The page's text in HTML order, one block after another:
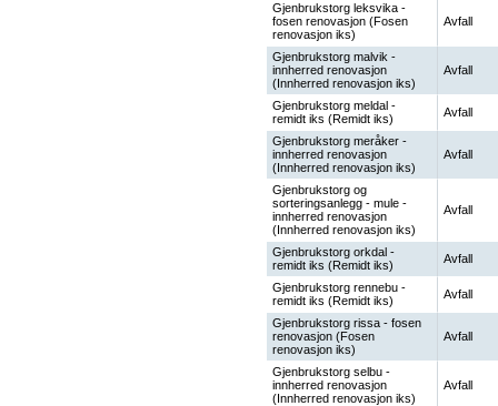
Gjenbrukstorg leksvika -
fosen renovasjon (Fosen
renovasjon iks)
Avfall
Gjenbrukstorg malvik -
innherred renovasjon
(Innherred renovasjon iks)
Avfall
Gjenbrukstorg meldal -
remidt iks (Remidt iks)
Avfall
Gjenbrukstorg meråker -
innherred renovasjon
(Innherred renovasjon iks)
Avfall
Gjenbrukstorg og
sorteringsanlegg - mule -
innherred renovasjon
(Innherred renovasjon iks)
Avfall
Gjenbrukstorg orkdal -
remidt iks (Remidt iks)
Avfall
Gjenbrukstorg rennebu -
remidt iks (Remidt iks)
Avfall
Gjenbrukstorg rissa - fosen
renovasjon (Fosen
renovasjon iks)
Avfall
Gjenbrukstorg selbu -
innherred renovasjon
(Innherred renovasjon iks)
Avfall